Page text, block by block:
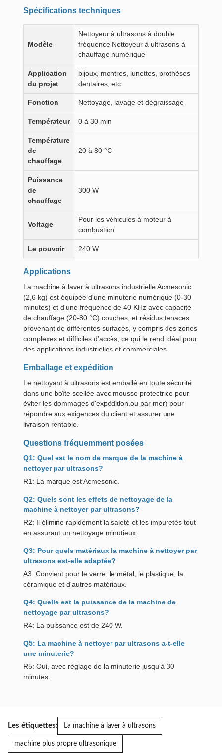
Spécifications techniques
Modèle
Nettoyeur à ultrasons à double
fréquence Nettoyeur à ultrasons à
chauffage numérique
Application
du projet
bijoux, montres, lunettes, prothèses
dentaires, etc.
Fonction Nettoyage, lavage et dégraissage
Températeur 0 à 30 min
Température
de
chauffage
20 à 80 °C
Puissance
de
chauffage
300 W
Voltage
Pour les véhicules à moteur à
combustion
Le pouvoir 240 W
Applications
La machine à laver à ultrasons industrielle Acmesonic
(2,6 kg) est équipée d'une minuterie numérique (0-30
minutes) et d'une fréquence de 40 KHz avec capacité
de chauffage (20-80 °C).couches, et résidus tenaces
provenant de différentes surfaces, y compris des zones
complexes et difficiles d'accès, ce qui le rend idéal pour
des applications industrielles et commerciales.
Emballage et expédition
Le nettoyant à ultrasons est emballé en toute sécurité
dans une boîte scellée avec mousse protectrice pour
éviter les dommages d'expédition.ou par mer) pour
répondre aux exigences du client et assurer une
livraison rentable.
Questions fréquemment posées
Q1: Quel est le nom de marque de la machine à
nettoyer par ultrasons?
R1: La marque est Acmesonic.
Q2: Quels sont les effets de nettoyage de la
machine à nettoyer par ultrasons?
R2: Il élimine rapidement la saleté et les impuretés tout
en assurant un nettoyage minutieux.
Q3: Pour quels matériaux la machine à nettoyer par
ultrasons est-elle adaptée?
A3: Convient pour le verre, le métal, le plastique, la
céramique et d'autres matériaux.
Q4: Quelle est la puissance de la machine de
nettoyage par ultrasons?
R4: La puissance est de 240 W.
Q5: La machine à nettoyer par ultrasons a-t-elle
une minuterie?
R5: Oui, avec réglage de la minuterie jusqu'à 30
minutes.
Les étiquettes: La machine à laver à ultrasons
machine plus propre ultrasonique